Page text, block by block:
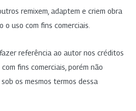
remixem, adaptem e criem obra
o uso com fins comerciais.
referência ao autor nos créditos
fins comerciais, porém não
os mesmos termos dessa